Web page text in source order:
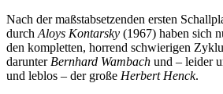
Nach der maßstabsetzenden ersten
durch Aloys Kontarsky (1967) haben sich
den kompletten, horrend schwierigen
darunter Bernhard Wambach und – leider
und leblos – der große Herbert Henck.